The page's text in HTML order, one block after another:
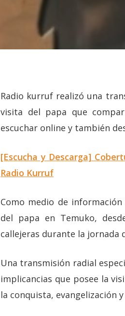
Radio kurruf realizó una
visita del papa que
escuchar online y también
[Escucha y Descarga]
Radio Kurruf
Como medio de
del papa en Temuko,
callejeras durante la jornada
Una transmisión radial
implicancias que posee la
la conquista, evangelización